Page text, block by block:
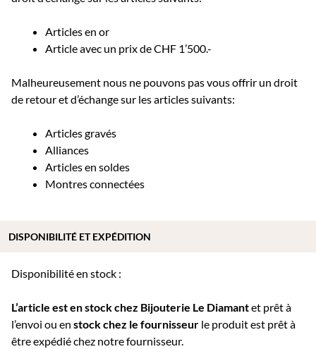
Articles en or
Article avec un prix de CHF 1’500.-
Malheureusement nous ne pouvons pas vous offrir un droit
de retour et d’échange sur les articles suivants:
Articles gravés
Alliances
Articles en soldes
Montres connectées
Disponibilité en stock :
L’article est en stock chez Bijouterie Le Diamantet prêt à
l’envoi ou en stock chez le fournisseur le produit est prêt à
être expédié chez notre fournisseur.
DISPONIBILITÉ ET EXPÉDITION